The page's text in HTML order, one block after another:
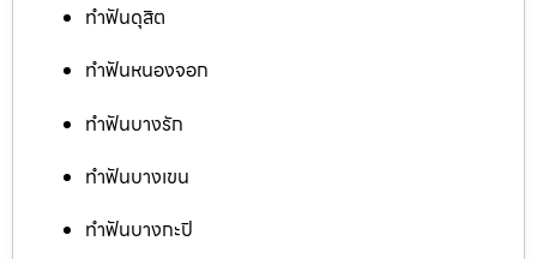
ทำฟันดุสิต
ทำฟันหนองจอก
ทำฟันบางรัก
ทำฟันบางเขน
ทำฟันบางกะปิ